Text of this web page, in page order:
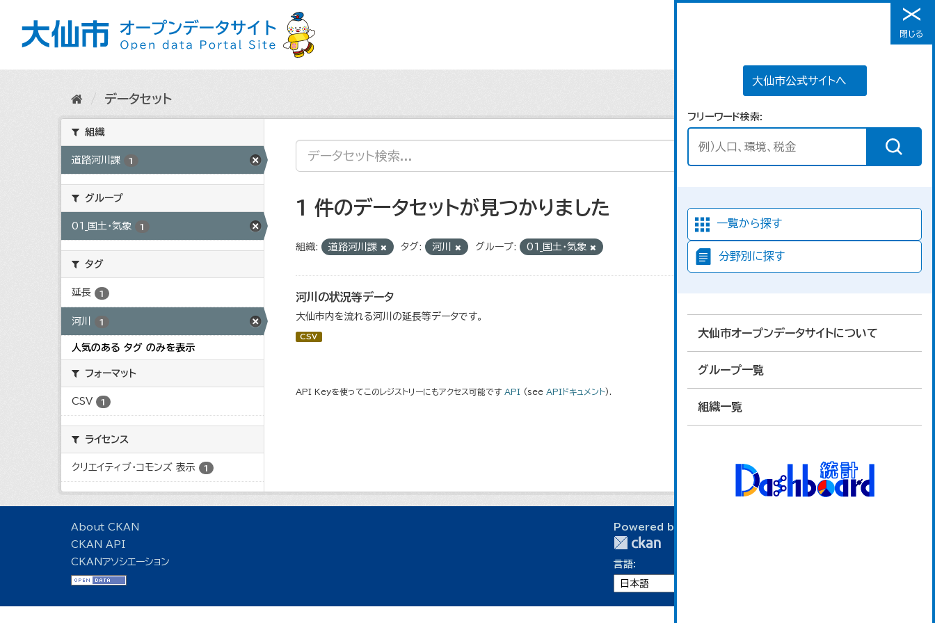
メニュー
大仙市公式サイトへ
フリーワード検索
一覧から探す
分野別に探す
大仙市オープンデータサイトについて
グループ一覧
組織一覧
閉じる
データセット
組織
道路河川課 1
グループ
01_国土・気象 1
タグ
延長 1
河川 1
人気のある タグ のみを表示
フォーマット
CSV 1
ライセンス
クリエイティブ・コモンズ 表示 1
1 件のデータセットが見つかりました
組織: 道路河川課 タグ: 河川 グループ: 01_国土・気象
河川の状況等データ
大仙市内を流れる河川の延長等データです。
CSV
API Keyを使ってこのレジストリーにもアクセス可能です API (see APIドキュメント).
About CKAN
CKAN API
CKANアソシエーション
Powered by
言語